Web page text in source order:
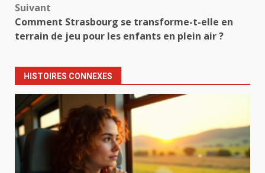
Suivant
Comment Strasbourg se transforme-t-elle en
terrain de jeu pour les enfants en plein air ?
HISTOIRES CONNEXES